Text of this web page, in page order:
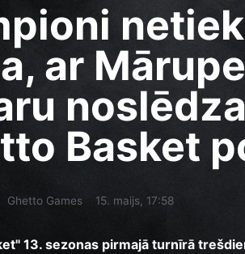
ar
Basket
Ghetto Games 15. maijs, 17:58
13. sezonas pirmajā turnīrā